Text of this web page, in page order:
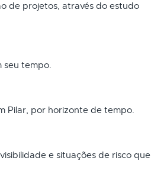
de projetos, através do estudo
seu tempo.
Pilar, por horizonte de tempo.
e situações de risco que